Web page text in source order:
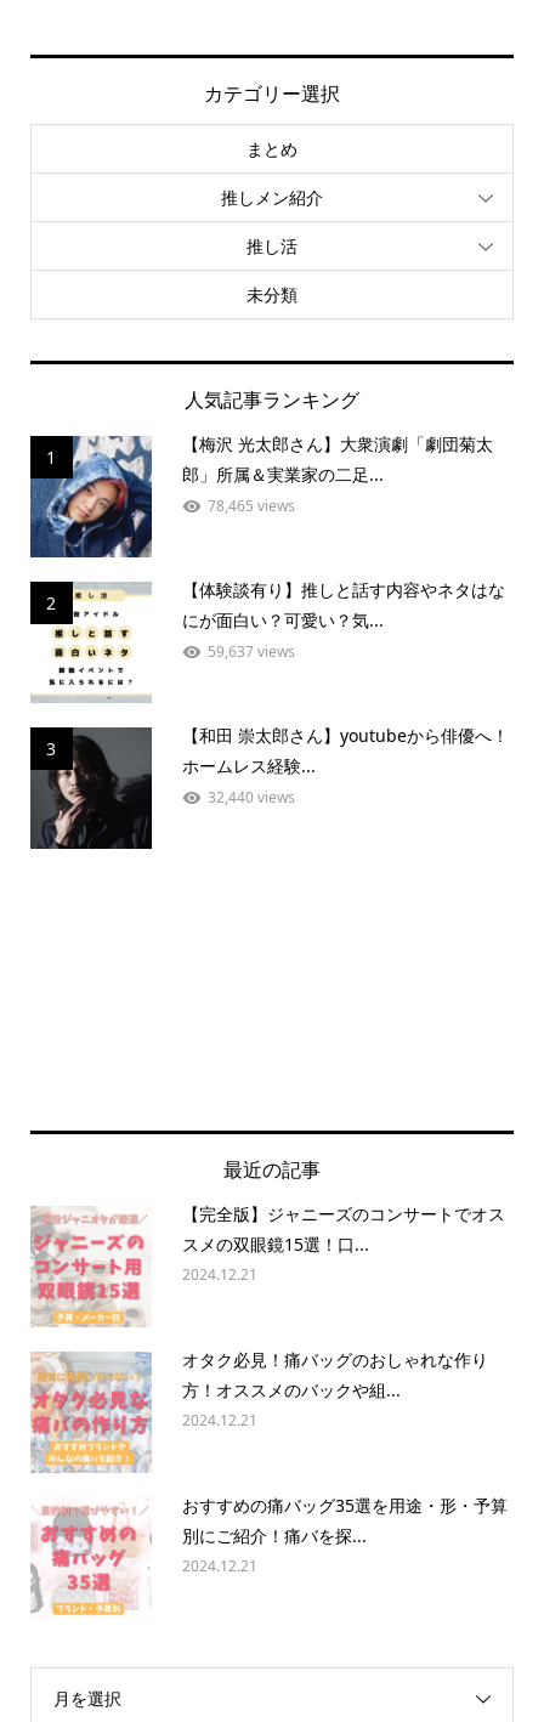
カテゴリー選択
まとめ
推しメン紹介
推し活
未分類
人気記事ランキング
1
【梅沢 光太郎さん】大衆演劇「劇団菊太
郎」所属＆実業家の二足...
78,465 views
2
【体験談有り】推しと話す内容やネタはな
にが面白い？可愛い？気...
59,637 views
3
【和田 崇太郎さん】youtubeから俳優へ！
ホームレス経験...
32,440 views
最近の記事
【完全版】ジャニーズのコンサートでオス
スメの双眼鏡15選！口...
2024.12.21
オタク必見！痛バッグのおしゃれな作り
方！オススメのバックや組...
2024.12.21
おすすめの痛バッグ35選を用途・形・予算
別にご紹介！痛バを探...
2024.12.21
月を選択